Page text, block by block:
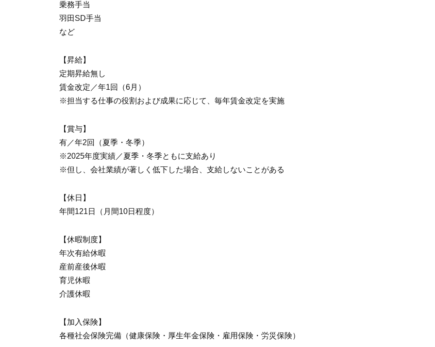
乗務手当
羽田SD手当
など
【昇給】
定期昇給無し
賃金改定／年1回（6月）
※担当する仕事の役割および成果に応じて、毎年賃金改定を実施
【賞与】
有／年2回（夏季・冬季）
※2025年度実績／夏季・冬季ともに支給あり
※但し、会社業績が著しく低下した場合、支給しないことがある
【休日】
年間121日（月間10日程度）
【休暇制度】
年次有給休暇
産前産後休暇
育児休暇
介護休暇
【加入保険】
各種社会保険完備（健康保険・厚生年金保険・雇用保険・労災保険）